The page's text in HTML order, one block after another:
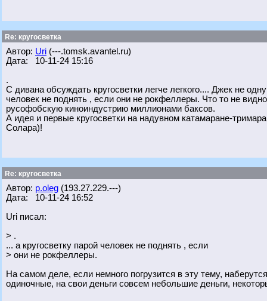
Re: кругосветка
Автор: Uri (---.tomsk.avantel.ru)
Дата: 10-11-24 15:16
.
С дивана обсуждать кругосветки легче легкого.... Джек не
человек не поднять , если они не рокфеллеры. Что то не
русофобскую киноиндустрию миллионами баксов.
А идея и первые кругосветки на надувном катамаране-
Солара)!
Re: кругосветка
Автор: p.oleg (193.27.229.---)
Дата: 10-11-24 16:52
Uri писал:
> .
... а кругосветку парой человек не поднять , если
> они не рокфеллеры.
На самом деле, если немного погрузится в эту тему,
одиночные, на свои деньги совсем небольшие деньги,